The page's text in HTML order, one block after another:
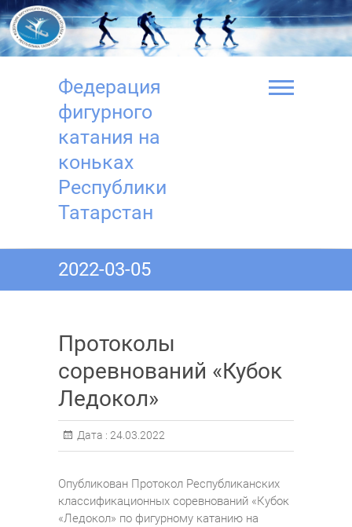
Перейти
к
содержимому
Федерация
фигурного
катания на
коньках
Республики
Татарстан
2022-03-05
Протоколы
соревнований «Кубок
Ледокол»
Дата : 24.03.2022
Опубликован Протокол Республиканских
классификационных соревнований «Кубок
«Ледокол» по фигурному катанию на